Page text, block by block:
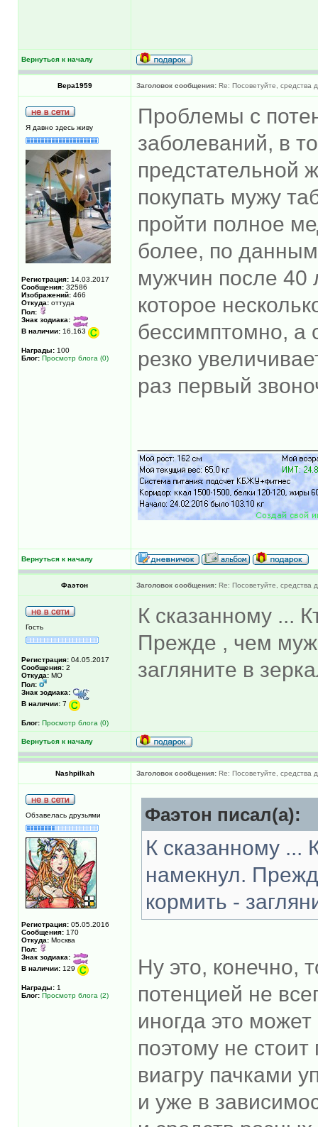
Вернуться к началу
Вера1959 Заголовок сообщения: Re: Посоветуйте, средства
Я давно здесь живу
Регистрация: 14.03.2017
Сообщения: 32586
Изображений: 466
Откуда: оттуда
Пол:
Знак зодиака:
В наличии: 16,163
Награды: 100
Блог: Просмотр блога (0)
Проблемы с
заболеваний, в
предстательной
покупать мужу
пройти полное
более, по данным
мужчин после 40
которое
бессимптомно, а
резко
раз первый
Вернуться к началу
Фаэтон Заголовок сообщения: Re: Посоветуйте, средства
Гость
Регистрация: 04.05.2017
Сообщения: 2
Откуда: МО
Пол:
Знак зодиака:
В наличии: 7
Блог: Просмотр блога (0)
К сказанному ...
Прежде , чем
загляните в
Вернуться к началу
Nashpilkah Заголовок сообщения: Re: Посоветуйте, средства
Обзавелась друзьями
Регистрация: 05.05.2016
Сообщения: 170
Откуда: Москва
Пол:
Знак зодиака:
В наличии: 129
Награды: 1
Блог: Просмотр блога (2)
Фаэтон писал(а):
К сказанному ...
намекнул.
кормить -
Ну это, конечно,
потенцией не
иногда это
поэтому не
виагру пачками
и уже в